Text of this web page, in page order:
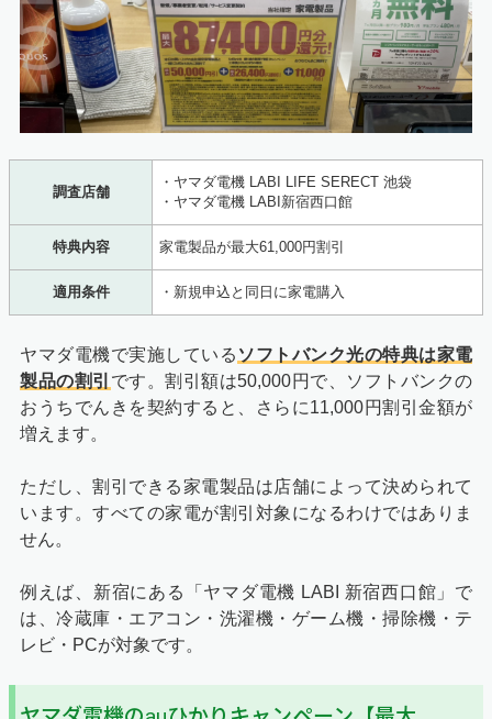
調査店舗
・ヤマダ電機 LABI LIFE SERECT 池袋
・ヤマダ電機 LABI新宿西口館
特典内容 家電製品が最大61,000円割引
適用条件 ・新規申込と同日に家電購入
ヤマダ電機で実施している ソフトバンク光の特典は家電
製品の割引 です。割引額は50,000円で、ソフトバンクの
おうちでんきを契約すると、さらに11,000円割引金額が
増えます。
ただし、割引できる家電製品は店舗によって決められて
います。すべての家電が割引対象になるわけではありま
せん。
例えば、新宿にある「ヤマダ電機 LABI 新宿西口館」で
は、冷蔵庫・エアコン・洗濯機・ゲーム機・掃除機・テ
レビ・PCが対象です。